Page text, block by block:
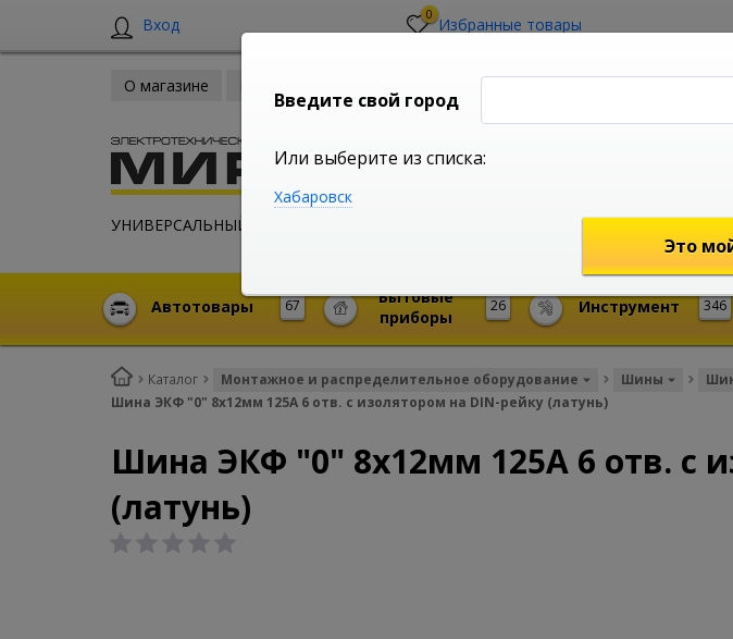
Вход 0 Избранные товары
О магазине
УНИВЕРСАЛЬНЫЙ ИНТЕРНЕТ МАГАЗИН shop@mireks.ru
67
Автотовары 26
Бытовые
приборы
346
Инструмент
Каталог Монтажное и распределительное оборудование Шины
Шина ЭКФ "0" 8х12мм 125А 6 отв. с изолятором на DIN-рейку (латунь)
Шина ЭКФ "0" 8х12мм 125А 6 отв. с
(латунь)
Введите свой город
Или выберите из списка:
Хабаровск
Это